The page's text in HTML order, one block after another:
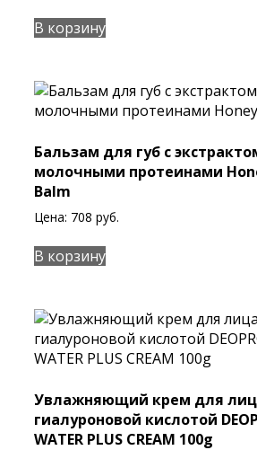
В корзину
Бальзам для губ с
молочными протеинами
Balm
Цена: 708 руб.
В корзину
Увлажняющий крем для
гиалуроновой кислотой
WATER PLUS CREAM 100g